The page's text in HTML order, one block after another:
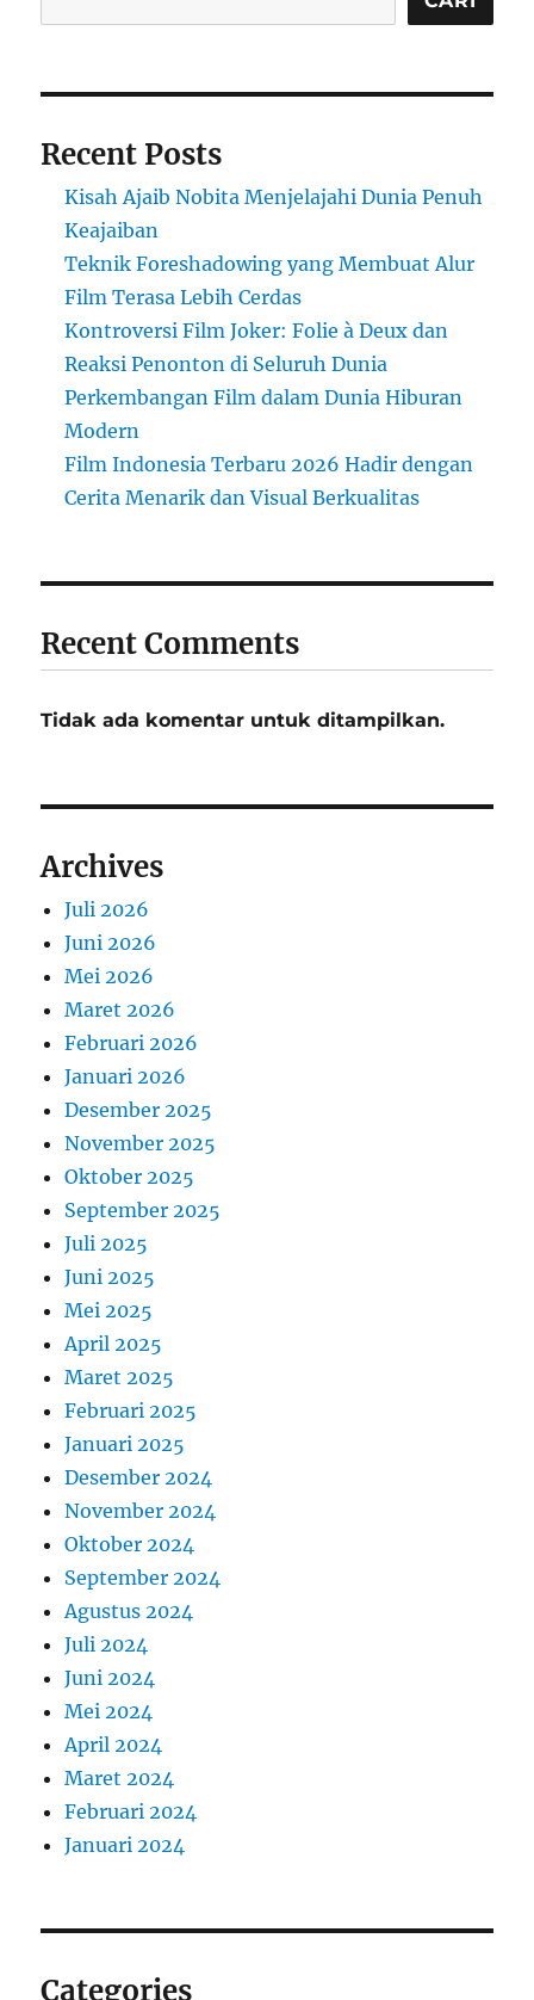
Recent Posts
Kisah Ajaib Nobita Menjelajahi Dunia Penuh
Keajaiban
Teknik Foreshadowing yang Membuat Alur
Film Terasa Lebih Cerdas
Kontroversi Film Joker: Folie à Deux dan
Reaksi Penonton di Seluruh Dunia
Perkembangan Film dalam Dunia Hiburan
Modern
Film Indonesia Terbaru 2026 Hadir dengan
Cerita Menarik dan Visual Berkualitas
Recent Comments
Tidak ada komentar untuk ditampilkan.
Archives
Juli 2026
Juni 2026
Mei 2026
Maret 2026
Februari 2026
Januari 2026
Desember 2025
November 2025
Oktober 2025
September 2025
Juli 2025
Juni 2025
Mei 2025
April 2025
Maret 2025
Februari 2025
Januari 2025
Desember 2024
November 2024
Oktober 2024
September 2024
Agustus 2024
Juli 2024
Juni 2024
Mei 2024
April 2024
Maret 2024
Februari 2024
Januari 2024
Categories